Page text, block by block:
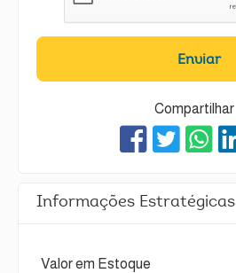
Enviar
Compartilhar
Informações Estratégicas
Valor em Estoque